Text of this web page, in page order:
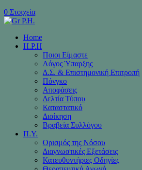
0 Στοιχεία
Home
H.P.H
Ποιοι Είμαστε
Λόγος Ύπαρξης
Δ.Σ. & Επιστημονική Επιτροπή
Πόνγκο
Αποφάσεις
Δελτία Τύπου
Καταστατικό
Διοίκηση
Βραβεία Συλλόγου
Π.Υ.
Ορισμός της Νόσου
Διαγνωστικές Εξετάσεις
Κατευθυντήριες Οδηγίες